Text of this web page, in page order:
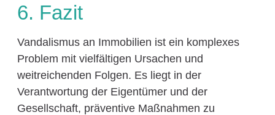
6. Fazit
Vandalismus an Immobilien ist ein komplexes
Problem mit vielfältigen Ursachen und
weitreichenden Folgen. Es liegt in der
Verantwortung der Eigentümer und der
Gesellschaft, präventive Maßnahmen zu